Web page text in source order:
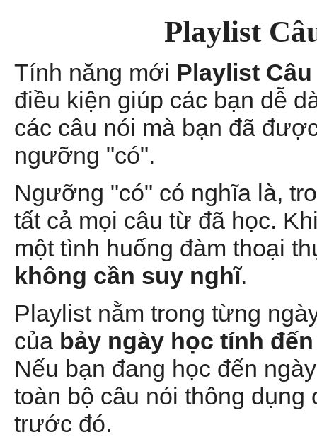
Playlist
Tính năng mới Playlist
điều kiện giúp các bạn dễ
các câu nói mà bạn đã
ngưỡng "có".
Ngưỡng "có" có nghĩa là,
tất cả mọi câu từ đã học.
một tình huống đàm thoại
không cần suy nghĩ.
Playlist nằm trong từng
của bảy ngày học tính
Nếu bạn đang học đến
toàn bộ câu nói thông dụng
trước đó.